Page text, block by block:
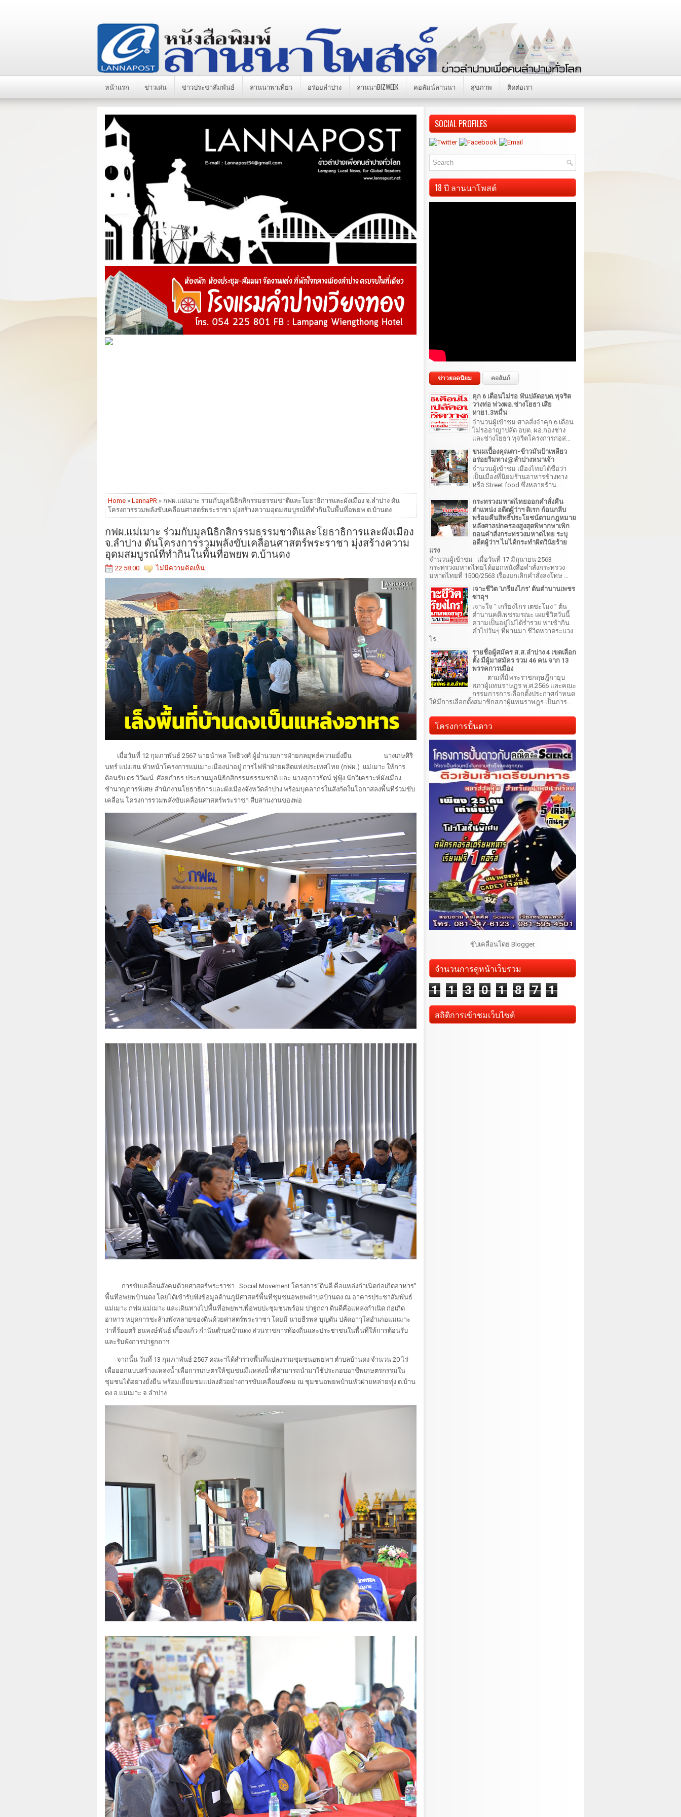
หน้าแรก ข่าวเด่น ข่าวประชาสัมพันธ์ ลานนาพาเที่ยว อร่อยลำปาง ลานนาBIZWEEK คอลัมน์ลานนา สุขภาพ ติดต่อเรา
Home » LannaPR » กฟผ.แม่เมาะ ร่วมกับมูลนิธิกสิกรรมธรรมชาติและโยธาธิการและผังเมือง จ.ลำปาง ดัน
โครงการรวมพลังขับเคลื่อนศาสตร์พระราชา มุ่งสร้างความอุดมสมบูรณ์ที่ทำกินในพื้นที่อพยพ ต.บ้านดง
กฟผ.แม่เมาะ ร่วมกับมูลนิธิกสิกรรมธรรมชาติและโยธาธิการและผังเมือง
จ.ลำปาง ดันโครงการรวมพลังขับเคลื่อนศาสตร์พระราชา มุ่งสร้างความ
อุดมสมบูรณ์ที่ทำกินในพื้นที่อพยพ ต.บ้านดง
22:58:00 ไม่มีความคิดเห็น:
เมื่อวันที่ 12 กุมภาพันธ์ 2567 นายนำพล โพธิวงศ์ ผู้อำนวยการฝ่ายกลยุทธ์ความยั่งยืน นางเกษศิริ
นทร์ แปงเสน หัวหน้าโครงการแม่เมาะเมืองน่าอยู่ การไฟฟ้าฝ่ายผลิตแห่งประเทศไทย (กฟผ.) แม่เมาะ ให้การ
ต้อนรับ ดร.วิวัฒน์ ศัลยกำธร ประธานมูลนิธิกสิกรรมธรรมชาติ และ นางสุภาวรัตน์ ฟูฟุ้ง นักวิเคราะห์ผังเมือง
ชำนาญการพิเศษ สำนักงานโยธาธิการและผังเมืองจังหวัดลำปาง พร้อมบุคลากรในสังกัดในโอกาสลงพื้นที่ร่วมขับ
เคลื่อน โครงการรวมพลังขับเคลื่อนศาสตร์พระราชา สืบสานงานของพ่อ
การขับเคลื่อนสังคมด้วยศาสตร์พระราชา : Social Movement โครงการ“ดินดี คือแหล่งกำเนิดก่อเกิดอาหาร”
พื้นที่อพยพบ้านดง โดยได้เข้ารับฟังข้อมูลด้านภูมิศาสตร์พื้นที่ชุมชนอพยพตำบลบ้านดง ณ อาคารประชาสัมพันธ์
แม่เมาะ กฟผ.แม่เมาะ และเดินทางไปพื้นที่อพยพฯเพื่อพบปะชุมชนพร้อม ปาฐกถา ดินดีคือแหล่งกำเนิด ก่อเกิด
อาหาร หยุดการชะล้างพังทลายของดินด้วยศาสตร์พระราชา โดยมี นายธีรพล บุญตัน ปลัดอาวุโสอำเภอแม่เมาะ
ว่าที่ร้อยตรี ธนพงษ์พันธ์ เกี๋ยงแก้ว กำนันตำบลบ้านดง ส่วนราชการท้องถิ่นและประชาชนในพื้นที่ให้การต้อนรับ
และรับฟังการปาฐกถาฯ
จากนั้น วันที่ 13 กุมภาพันธ์ 2567 คณะฯได้สำรวจพื้นที่แปลงรวมชุมชนอพยพฯ ตำบลบ้านดง จำนวน 20 ไร่
เพื่อออกแบบสร้างแหล่งน้ำเพื่อการเกษตรให้ชุมชนมีแหล่งน้ำที่สามารถนำมาใช้ประกอบอาชีพเกษตรกรรมใน
ชุมชนได้อย่างยั่งยืน พร้อมเยี่ยมชมแปลงตัวอย่างการขับเคลื่อนสังคม ณ ชุมชนอพยพบ้านหัวฝายหล่ายทุ่ง ต.บ้าน
ดง อ.แม่เมาะ จ.ลำปาง
SOCIAL PROFILES
18 ปี ลานนาโพสต์
ข่าวยอดนิยม คอลัมภ์
คุก 6 เดือนไม่รอ ฟันปลัดอบต.ทุจริต
วางท่อ พ่วงผอ.ช่างโยธา เสีย
หาย1.3หมื่น
จำนวนผู้เข้าชม ศาลสั่งจำคุก 6 เดือน
ไม่รออาญาปลัด อบต. ผอ.กองช่าง
และช่างโยธา ทุจริตโครงการก่อส...
ขนมเบื้องคุณตา-ข้าวมันป้าเหลียว
อร่อยริมทาง@ลำปางหนาเจ้า
จำนวนผู้เข้าชม เมืองไทยได้ชื่อว่า
เป็นเมืองที่นิยมร้านอาหารข้างทาง
หรือ Street food ซึ่งหลายร้าน...
กระทรวงมหาดไทยออกคำสั่งคืน
ตำแหน่ง อดีตผู้ว่าฯ ดิเรก ก้อนกลีบ
พร้อมคืนสิทธิ์ประโยชน์ตามกฎหมาย
หลังศาลปกครองสูงสุดพิพากษาเพิก
ถอนคำสั่งกระทรวงมหาดไทย ระบุ
อดีตผู้ว่าฯ ไม่ได้กระทำผิดวินัยร้าย
แรง
จำนวนผู้เข้าชม เมื่อวันที่ 17 มิถุนายน 2563
กระทรวงมหาดไทยได้ออกหนังสือคำสั่งกระทรวง
มหาดไทยที่ 1500/2563 เรื่องยกเลิกคำสั่งลงโทษ ...
เจาะชีวิต 'เกรียงไกร' ต้นตำนานเพชร
ซาอุฯ
เจาะใจ “ เกรียงไกร เตชะโม่ง ” ต้น
ตำนานคดีเพชรมรณะ เผยชีวิตวันนี้
ความเป็นอยู่ไม่ได้ร่ำรวย หาเช้ากิน
ค่ำไปวันๆ ที่ผ่านมา ชีวิตหวาดระแวง
ไร...
รายชื่อผู้สมัคร ส.ส.ลำปาง 4 เขตเลือก
ตั้ง มีผู้มาสมัคร รวม 46 คน จาก 13
พรรคการเมือง
ตามที่มีพระราชกฤษฎีกายุบ
สภาผู้แทนราษฎร พ.ศ.2566 และคณะ
กรรมการการเลือกตั้งประกาศกำหนด
ให้มีการเลือกตั้งสมาชิกสภาผู้แทนราษฎร เป็นการ...
โครงการปั้นดาว
ขับเคลื่อนโดย Blogger.
จำนวนการดูหน้าเว็บรวม
1 1 3 0 1 8 7 1
สถิติการเข้าชมเว็บไซต์